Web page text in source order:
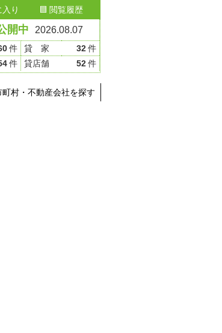
開中 2026.08.07
件 貸 家 32件
件 貸店舗 52件
り 閲覧履歴
町村・不動産会社を探す